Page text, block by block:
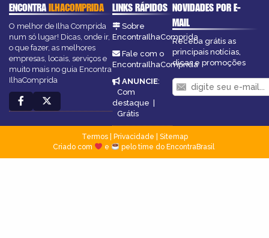
ENCONTRAILHACOMPRIDA
O melhor de Ilha Comprida
num só lugar! Dicas, onde ir,
o que fazer, as melhores
empresas, locais, serviços e
muito mais no guia Encontra
IlhaComprida
LINKS RÁPIDOS
Sobre
EncontraIlhaComprida
Fale com o
EncontraIlhaComprida
ANUNCIE:
Com
destaque
Grátis
NOVIDADES POR E-
MAIL
Receba grátis as
principais notícias,
dicas e promoções
Termos| Privacidade
Sitemap
Criado com
e pelo time do EncontraBrasil